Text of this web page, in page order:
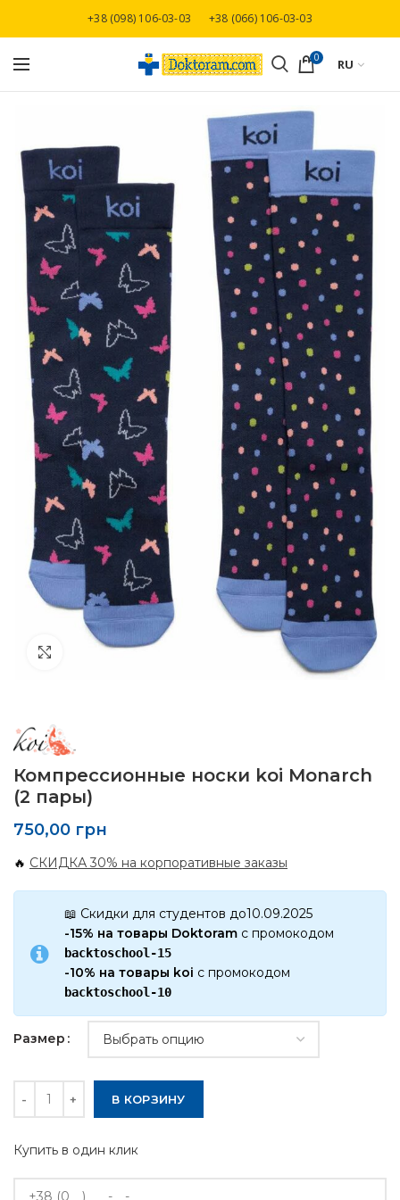
+38 (098) 106-03-03 +38 (066) 106-03-03
0 RU
Click to enlarge
Компрессионные носки koi Monarch
(2 пары)
750,00 грн
🔥 СКИДКА 30% на корпоративные заказы
📖 Скидки для студентов до10.09.2025
-15% на товары Doktoram с промокодом
backtoschool-15
-10% на товары koi с промокодом
backtoschool-10
Размер
В КОРЗИНУ
Купить в один клик
Бесплатная доставка при заказе от 3000 грн